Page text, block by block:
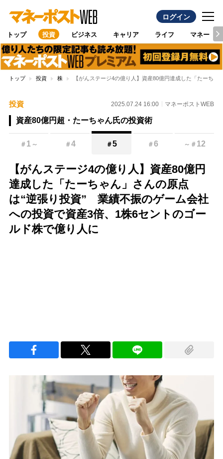
ログイン
トップ 投資 ビジネス キャリア ライフ マネー
トップ 投資 株 【がんステージ4の億り人】資産80億円達成した「たーち
投資 2025.07.24 16:00 マネーポストWEB
資産80億円超・たーちゃん氏の投資術
＃ 1 ～ ＃4 ＃5 ＃6 ～ ＃ 12
【がんステージ4の億り人】資産80億円
達成した「たーちゃん」さんの原点
は“逆張り投資” 業績不振のゲーム会社
への投資で資産3倍、1株6セントのゴー
ルド株で億り人に